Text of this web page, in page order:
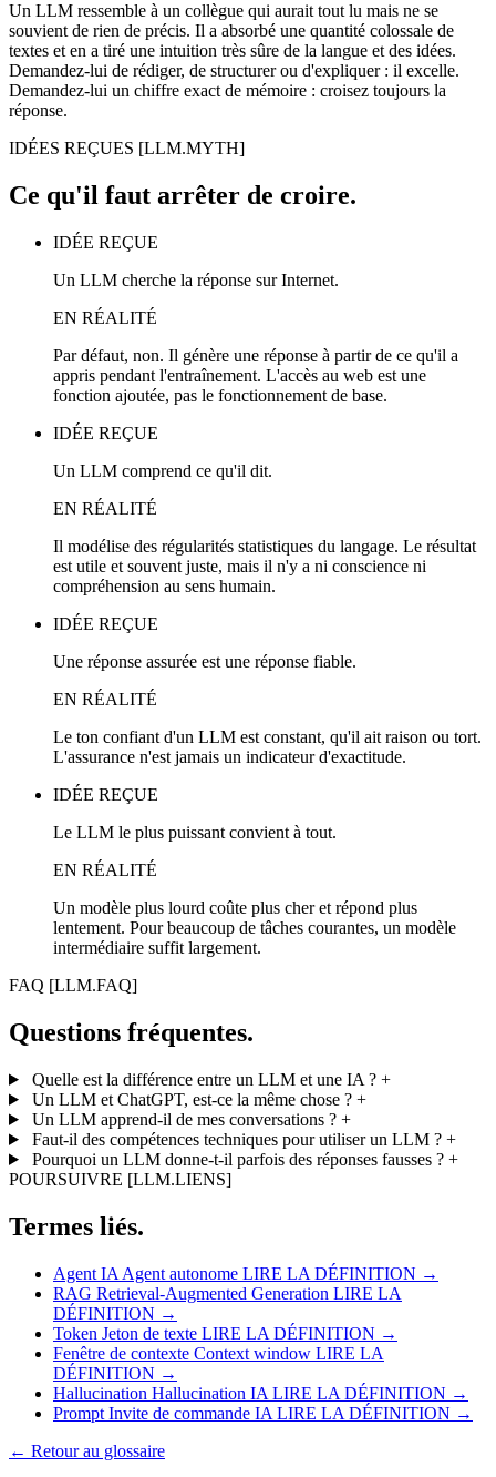
Un LLM ressemble à un collègue qui aurait tout lu mais ne se
souvient de rien de précis. Il a absorbé une quantité colossale de
textes et en a tiré une intuition très sûre de la langue et des idées.
Demandez-lui de rédiger, de structurer ou d'expliquer : il excelle.
Demandez-lui un chiffre exact de mémoire : croisez toujours la
réponse.
IDÉES REÇUES [LLM.MYTH]
Ce qu'il faut arrêter de croire.
IDÉE REÇUE
Un LLM cherche la réponse sur Internet.
EN RÉALITÉ
Par défaut, non. Il génère une réponse à partir de ce qu'il a
appris pendant l'entraînement. L'accès au web est une
fonction ajoutée, pas le fonctionnement de base.
IDÉE REÇUE
Un LLM comprend ce qu'il dit.
EN RÉALITÉ
Il modélise des régularités statistiques du langage. Le résultat
est utile et souvent juste, mais il n'y a ni conscience ni
compréhension au sens humain.
IDÉE REÇUE
Une réponse assurée est une réponse fiable.
EN RÉALITÉ
Le ton confiant d'un LLM est constant, qu'il ait raison ou tort.
L'assurance n'est jamais un indicateur d'exactitude.
IDÉE REÇUE
Le LLM le plus puissant convient à tout.
EN RÉALITÉ
Un modèle plus lourd coûte plus cher et répond plus
lentement. Pour beaucoup de tâches courantes, un modèle
intermédiaire suffit largement.
FAQ [LLM.FAQ]
Questions fréquentes.
Quelle est la différence entre un LLM et une IA ? +
Un LLM et ChatGPT, est-ce la même chose ? +
Un LLM apprend-il de mes conversations ? +
Faut-il des compétences techniques pour utiliser un LLM ? +
Pourquoi un LLM donne-t-il parfois des réponses fausses ? +
POURSUIVRE [LLM.LIENS]
Termes liés.
Agent IA Agent autonome LIRE LA DÉFINITION →
RAG Retrieval-Augmented Generation LIRE LA
DÉFINITION →
Token Jeton de texte LIRE LA DÉFINITION →
Fenêtre de contexte Context window LIRE LA
DÉFINITION →
Hallucination Hallucination IA LIRE LA DÉFINITION →
Prompt Invite de commande IA LIRE LA DÉFINITION →
← Retour au glossaire